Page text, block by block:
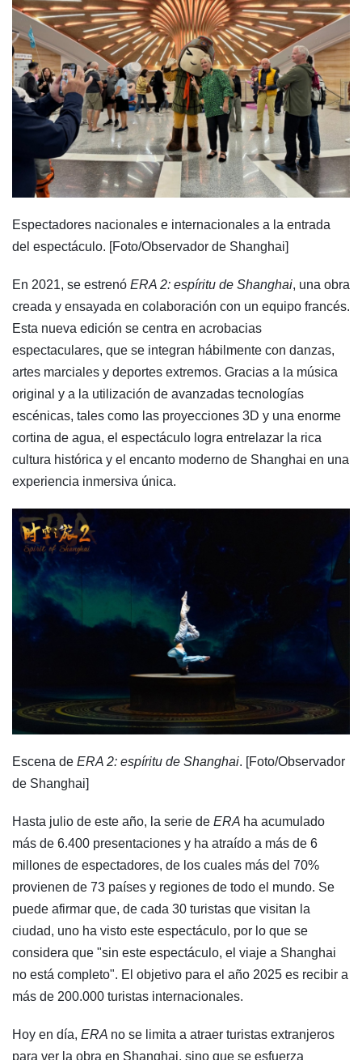
Espectadores nacionales e internacionales a la entrada
del espectáculo. [Foto/Observador de Shanghai]
En 2021, se estrenó ERA 2: espíritu de Shanghai, una obra
creada y ensayada en colaboración con un equipo francés.
Esta nueva edición se centra en acrobacias
espectaculares, que se integran hábilmente con danzas,
artes marciales y deportes extremos. Gracias a la música
original y a la utilización de avanzadas tecnologías
escénicas, tales como las proyecciones 3D y una enorme
cortina de agua, el espectáculo logra entrelazar la rica
cultura histórica y el encanto moderno de Shanghai en una
experiencia inmersiva única.
Escena de ERA 2: espíritu de Shanghai. [Foto/Observador
de Shanghai]
Hasta julio de este año, la serie de ERA ha acumulado
más de 6.400 presentaciones y ha atraído a más de 6
millones de espectadores, de los cuales más del 70%
provienen de 73 países y regiones de todo el mundo. Se
puede afirmar que, de cada 30 turistas que visitan la
ciudad, uno ha visto este espectáculo, por lo que se
considera que "sin este espectáculo, el viaje a Shanghai
no está completo". El objetivo para el año 2025 es recibir a
más de 200.000 turistas internacionales.
Hoy en día, ERA no se limita a atraer turistas extranjeros
para ver la obra en Shanghai, sino que se esfuerza